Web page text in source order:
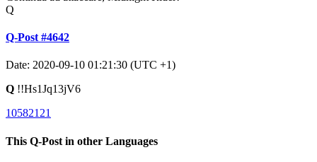
Q
Q-Post #4642
Date: 2020-09-10 01:21:30 (UTC +1)
Q !!Hs1Jq13jV6
10582121
This Q-Post in other Languages